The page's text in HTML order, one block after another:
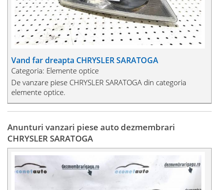
Vand far dreapta CHRYSLER SARATOGA
Categoria: Elemente optice
De vanzare piese CHRYSLER SARATOGA din categoria
elemente optice.
Anunturi vanzari piese auto dezmembrari
CHRYSLER SARATOGA